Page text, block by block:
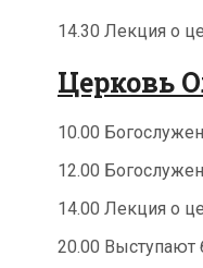
14.30 Лекция о
Церковь
10.00
12.00
14.00 Лекция о
20.00 Выступают